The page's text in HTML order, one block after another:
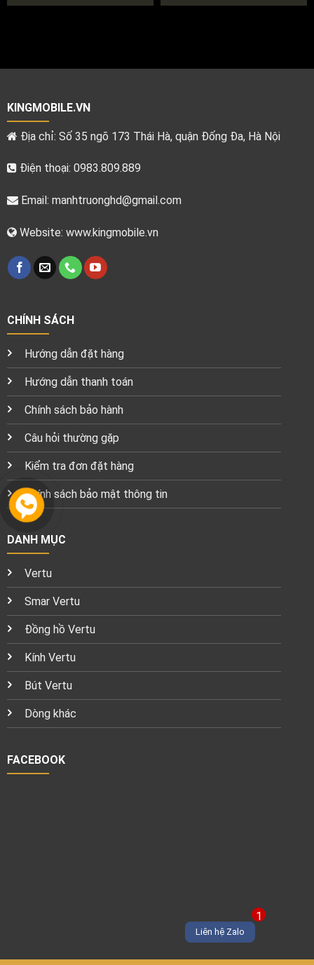
KINGMOBILE.VN
Địa chỉ: Số 35 ngõ 173 Thái Hà, quận Đống Đa, Hà Nội
Điện thoại: 0983.809.889
Email: manhtruonghd@gmail.com
Website: www.kingmobile.vn
CHÍNH SÁCH
Hướng dẫn đặt hàng
Hướng dẫn thanh toán
Chính sách bảo hành
Câu hỏi thường gặp
Kiểm tra đơn đặt hàng
Chính sách bảo mật thông tin
DANH MỤC
Vertu
Smar Vertu
Đồng hồ Vertu
Kính Vertu
Bút Vertu
Dòng khác
FACEBOOK
1
Liên hệ Zalo